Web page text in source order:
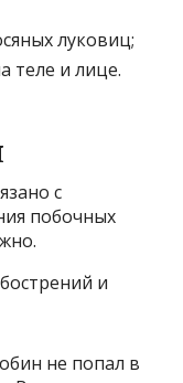
луковиц;
теле и лице.
с
побочных
и
не попал в